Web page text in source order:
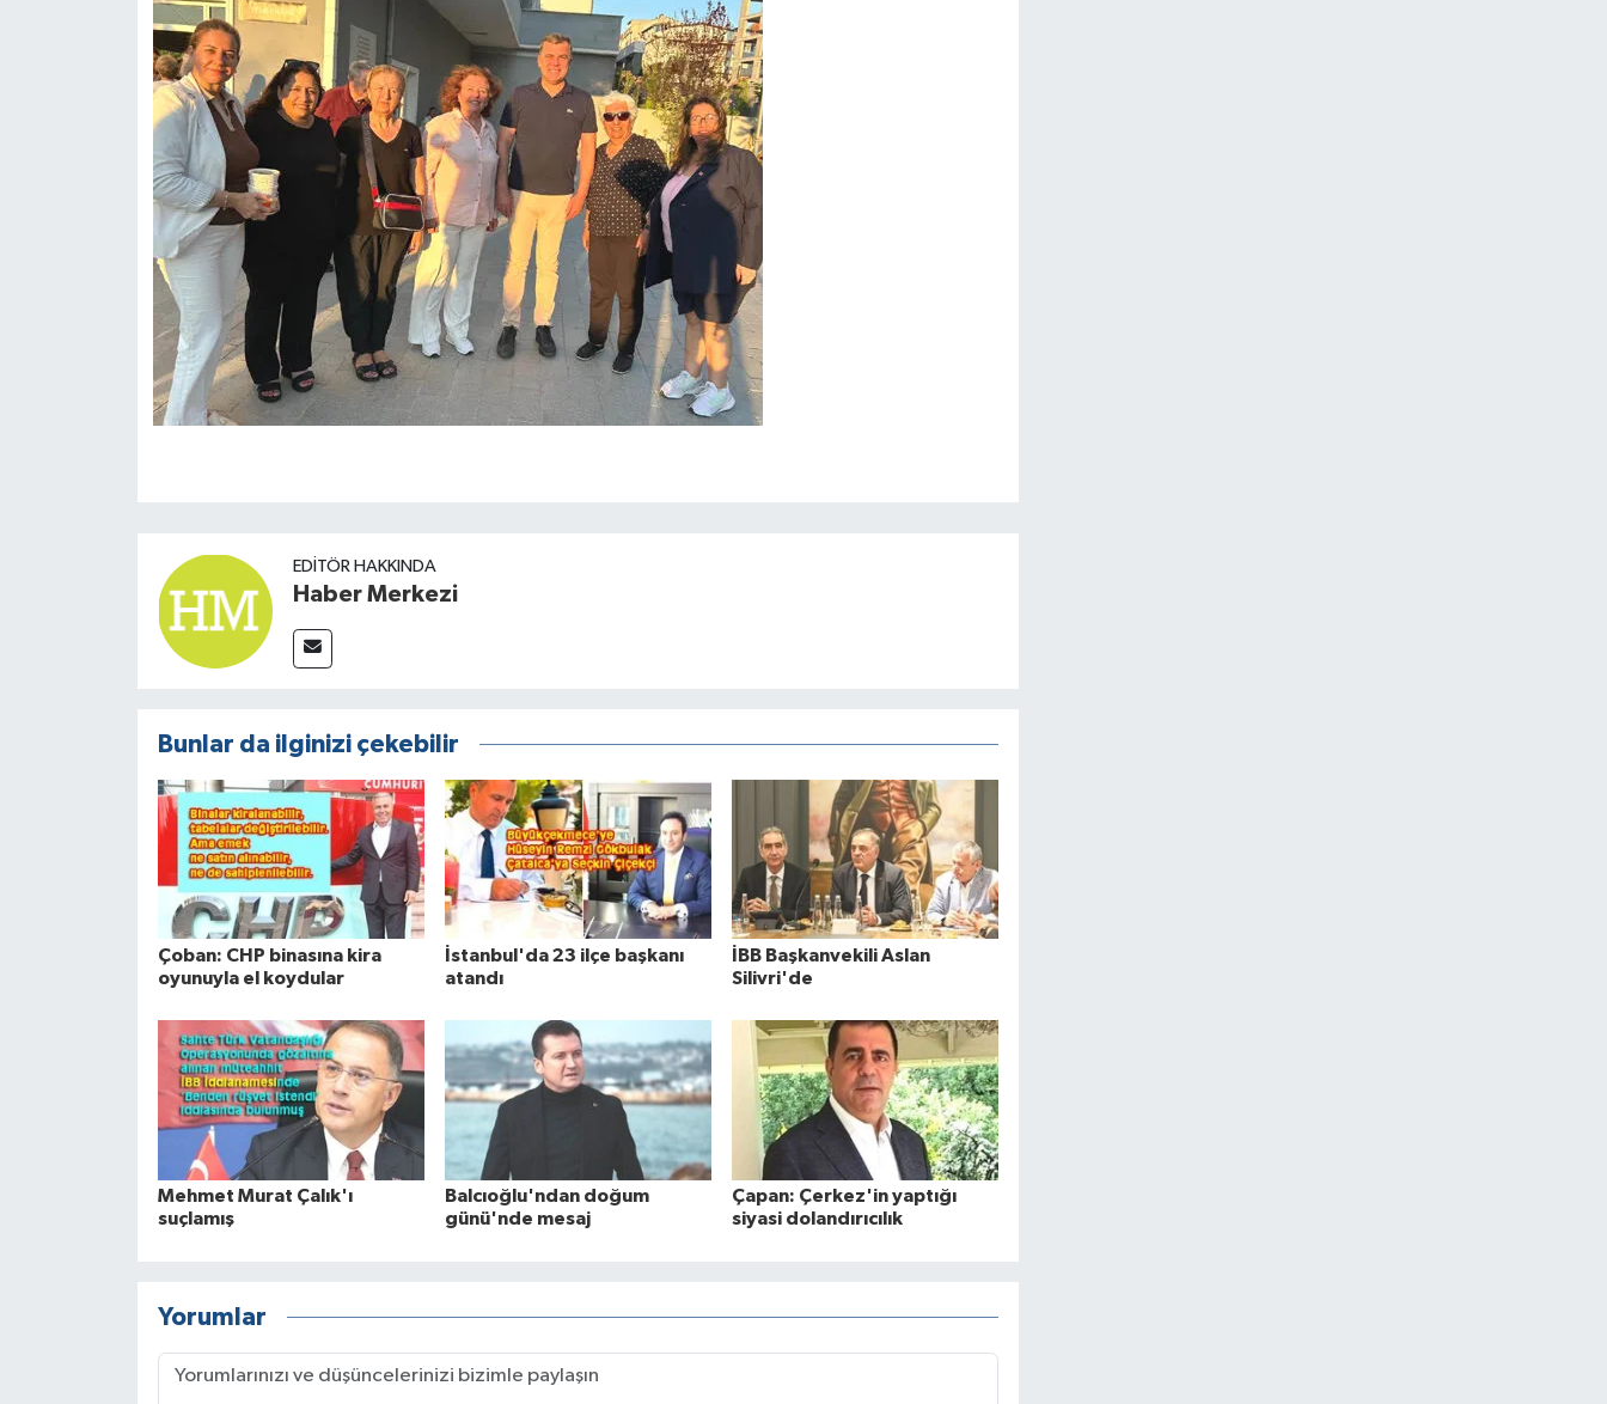
EDITÖR HAKKINDA
Haber Merkezi
Bunlar da ilginizi çekebilir
Çoban: CHP binasına kira
oyunuyla el koydular
İstanbul'da 23 ilçe başkanı
atandı
İBB Başkanvekili Aslan
Silivri'de
Mehmet Murat Çalık'ı
suçlamış
Balcıoğlu'ndan doğum
günü'nde mesaj
Çapan: Çerkez'in yaptığı
siyasi dolandırıcılık
Yorumlar